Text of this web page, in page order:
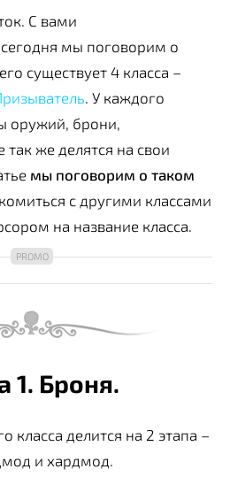
С вами
мы поговорим о
существует 4 класса –
. У каждого
оружий, брони,
так же делятся на свои
мы поговорим о таком
с другими классами
на название класса.
1. Броня.
класса делится на 2 этапа –
и хардмод.